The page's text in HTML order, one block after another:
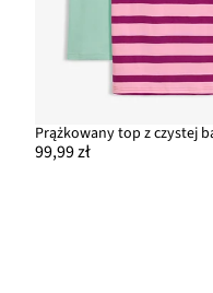
99,99 zł